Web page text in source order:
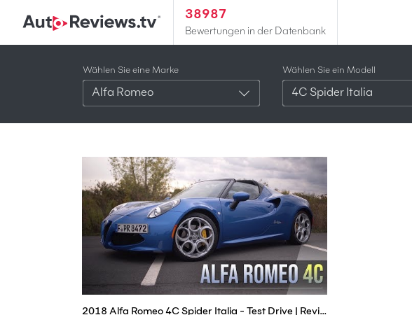
38987
Bewertungen in der Datenbank
Wählen Sie eine Marke
Alfa Romeo
Wählen Sie ein Modell
4C Spider Italia
2018 Alfa Romeo 4C Spider Italia - Test Drive | Review | Fahrbericht (Deutsch) ///Lets Drive///